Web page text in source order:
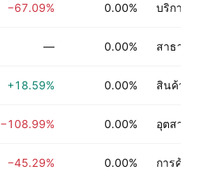
−67.09% 0.00% บริการกา
— 0.00% สาธารณู
+18.59% 0.00% สินค้าอุป
−108.99% 0.00% อุตสาหกร
−45.29% 0.00% การค้าปลี